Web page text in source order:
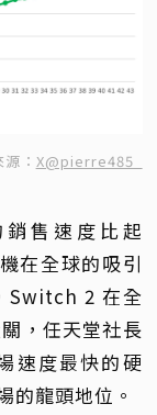
： X@pierre485_
售速度比起
在全球的吸引
Switch 2 在全
，任天堂社長
速度最快的硬
的龍頭地位。